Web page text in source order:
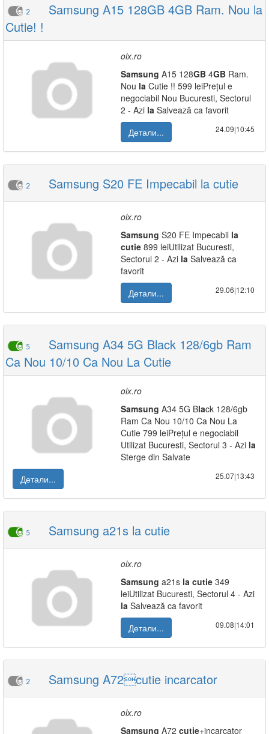
2
Samsung A15 128GB 4GB Ram. Nou la
Cutie! !
olx.ro
Samsung A15 128GB 4GB Ram.
Nou la Cutie !! 599 leiPrețul e
negociabil Nou Bucuresti, Sectorul
2 - Azi la Salvează ca favorit
Детали...
24.09|10:45
2 Samsung S20 FE Impecabil la cutie
olx.ro
Samsung S20 FE Impecabil la
cutie 899 leiUtilizat Bucuresti,
Sectorul 2 - Azi la Salvează ca
favorit
Детали...
29.06|12:10
5
Samsung A34 5G Black 128/6gb Ram
Ca Nou 10/10 Ca Nou La Cutie
olx.ro
Samsung A34 5G Black 128/6gb
Ram Ca Nou 10/10 Ca Nou La
Cutie 799 leiPrețul e negociabil
Utilizat Bucuresti, Sectorul 3 - Azi la
Sterge din Salvate
Детали...
25.07|13:43
5 Samsung a21s la cutie
olx.ro
Samsung a21s la cutie 349
leiUtilizat Bucuresti, Sectorul 4 - Azi
la Salvează ca favorit
Детали...
09.08|14:01
2 Samsung A72cutie incarcator
olx.ro
Samsung A72 cutie+incarcator